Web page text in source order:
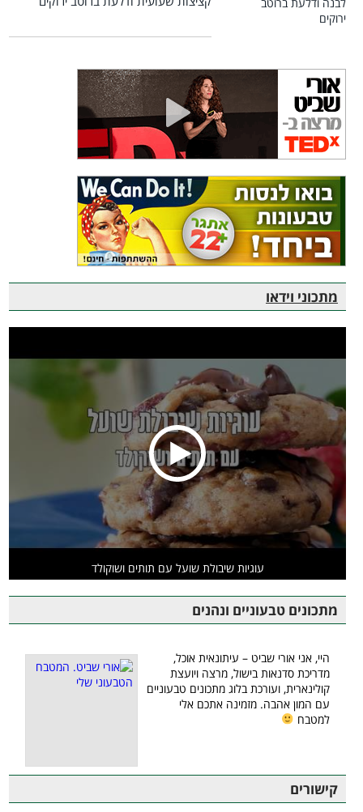
מתכוני וידאו
עוגיות שיבולת שועל עם תותים ושוקולד
מתכונים טבעוניים ונהנים
היי, אני אורי שביט – עיתונאית אוכל,
מדריכת סדנאות בישול, מרצה ויועצת
קולינארית, ועורכת בלוג מתכונים טבעוניים
עם המון אהבה. מזמינה אתכם אלי
למטבח
קישורים